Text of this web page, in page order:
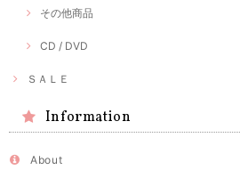
その他商品
CD / DVD
ＳＡＬＥ
Information
About